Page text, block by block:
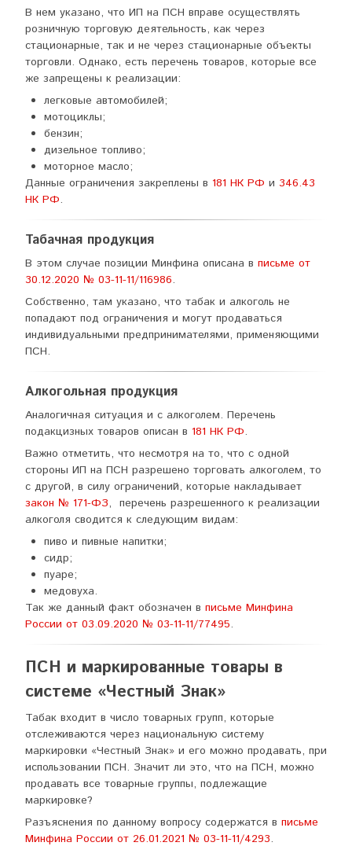
В нем указано, что ИП на ПСН вправе осуществлять
розничную торговую деятельность, как через
стационарные, так и не через стационарные объекты
торговли. Однако, есть перечень товаров, которые все
же запрещены к реализации:
легковые автомобилей;
мотоциклы;
бензин;
дизельное топливо;
моторное масло;
Данные ограничения закреплены в 181 НК РФ и 346.43
НК РФ.
Табачная продукция
В этом случае позиции Минфина описана в письме от
30.12.2020 № 03-11-11/116986.
Собственно, там указано, что табак и алкоголь не
попадают под ограничения и могут продаваться
индивидуальными предпринимателями, применяющими
ПСН.
Алкогольная продукция
Аналогичная ситуация и с алкоголем. Перечень
подакцизных товаров описан в 181 НК РФ.
Важно отметить, что несмотря на то, что с одной
стороны ИП на ПСН разрешено торговать алкоголем, то
с другой, в силу ограничений, которые накладывает
закон № 171-ФЗ, перечень разрешенного к реализации
алкоголя сводится к следующим видам:
пиво и пивные напитки;
сидр;
пуаре;
медовуха.
Так же данный факт обозначен в письме Минфина
России от 03.09.2020 № 03-11-11/77495.
ПСН и маркированные товары в
системе «Честный Знак»
Табак входит в число товарных групп, которые
отслеживаются через национальную систему
маркировки «Честный Знак» и его можно продавать, при
использовании ПСН. Значит ли это, что на ПСН, можно
продавать все товарные группы, подлежащие
маркировке?
Разъяснения по данному вопросу содержатся в письме
Минфина России от 26.01.2021 № 03-11-11/4293.